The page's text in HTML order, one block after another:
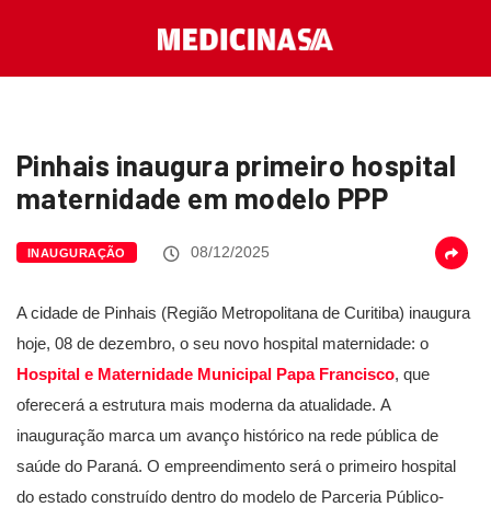
Pinhais inaugura primeiro hospital
maternidade em modelo PPP
INAUGURAÇÃO 08/12/2025
A cidade de Pinhais (Região Metropolitana de Curitiba) inaugura
hoje, 08 de dezembro, o seu novo hospital maternidade: o
Hospital e Maternidade Municipal Papa Francisco, que
oferecerá a estrutura mais moderna da atualidade. A
inauguração marca um avanço histórico na rede pública de
saúde do Paraná. O empreendimento será o primeiro hospital
do estado construído dentro do modelo de Parceria Público-